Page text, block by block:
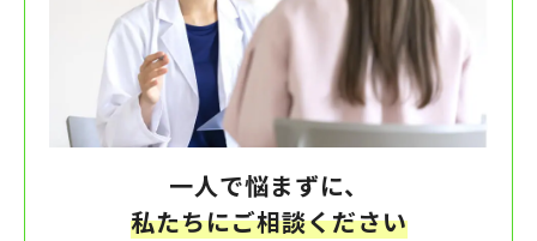
一人で悩まずに、
私たちにご相談ください